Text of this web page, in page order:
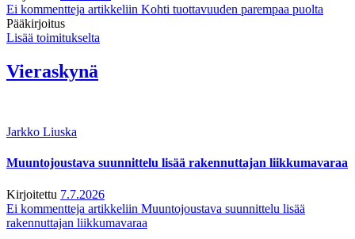
Ei kommentteja artikkeliin Kohti tuottavuuden parempaa puolta
Pääkirjoitus
Lisää toimitukselta
Vieraskynä
Jarkko Liuska
Muuntojoustava suunnittelu lisää rakennuttajan liikkumavaraa
Kirjoitettu 7.7.2026
Ei kommentteja artikkeliin Muuntojoustava suunnittelu lisää
rakennuttajan liikkumavaraa